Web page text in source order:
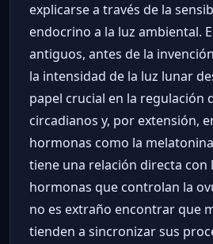
explicarse a través de la
endocrino a la luz ambiental.
antiguos, antes de la
la intensidad de la luz lunar
papel crucial en la regulación
circadianos y, por extensión,
hormonas como la
tiene una relación directa con
hormonas que controlan la
no es extraño encontrar que
tienden a sincronizar sus